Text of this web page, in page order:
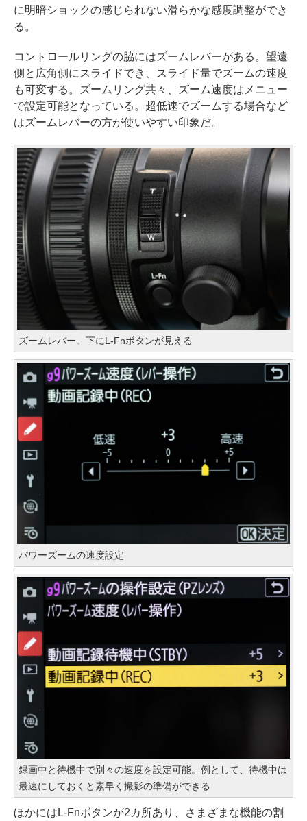
に明暗ショックの感じられない滑らかな感度調整ができ
る。
コントロールリングの脇にはズームレバーがある。望遠
側と広角側にスライドでき、スライド量でズームの速度
も可変する。ズームリング共々、ズーム速度はメニュー
で設定可能となっている。超低速でズームする場合など
はズームレバーの方が使いやすい印象だ。
ズームレバー。下にL-Fnボタンが見える
パワーズームの速度設定
録画中と待機中で別々の速度を設定可能。例として、待機中は
最速にしておくと素早く撮影の準備ができる
ほかにはL-Fnボタンが2カ所あり、さまざまな機能の割